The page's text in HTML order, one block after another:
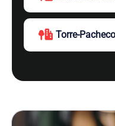
Torre-Pacheco